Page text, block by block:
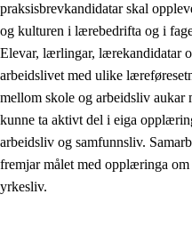
3. Prinsipp for praksisen
3.1 Eit inkluderande
3.2 Undervisning og
3.3 Samarbeid mellom
praksisbrevkandidatar skal
og kulturen i lærebedrifta og i
Elevar, lærlingar, lærekandidatar
arbeidslivet med ulike
mellom skole og arbeidsliv aukar
kunne ta aktivt del i eiga
arbeidsliv og samfunnsliv.
fremjar målet med opplæringa
yrkesliv.